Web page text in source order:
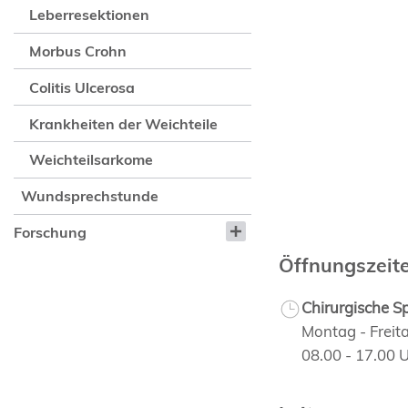
Leberresektionen
Morbus Crohn
Colitis Ulcerosa
Krankheiten der Weichteile
Weichteilsarkome
Wundsprechstunde
Forschung
Chirurgische
Montag -
08.00 - 17.00